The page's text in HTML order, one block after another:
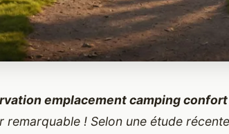
emplacement camping confort
remarquable ! Selon une étude